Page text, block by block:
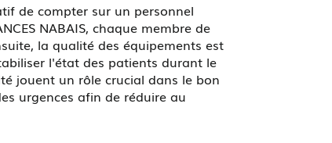
de compter sur un personnel
NABAIS, chaque membre de
la qualité des équipements est
l'état des patients durant le
jouent un rôle crucial dans le bon
urgences afin de réduire au